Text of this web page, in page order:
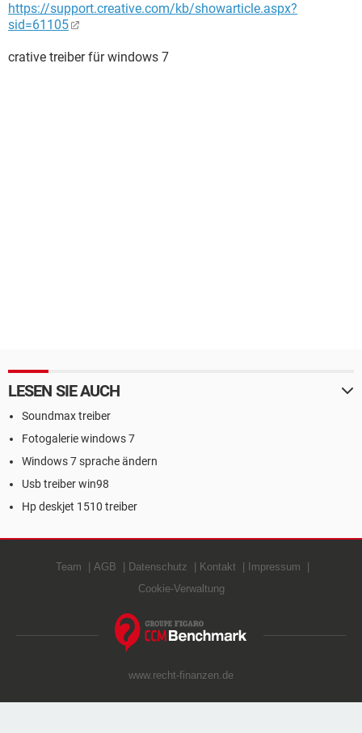
https://support.creative.com/kb/showarticle.aspx?
sid=61105
crative treiber für windows 7
LESEN SIE AUCH
Soundmax treiber
Fotogalerie windows 7
Windows 7 sprache ändern
Usb treiber win98
Hp deskjet 1510 treiber
Team AGB Datenschutz Kontakt
Impressum
Cookie-Verwaltung
www.recht-finanzen.de